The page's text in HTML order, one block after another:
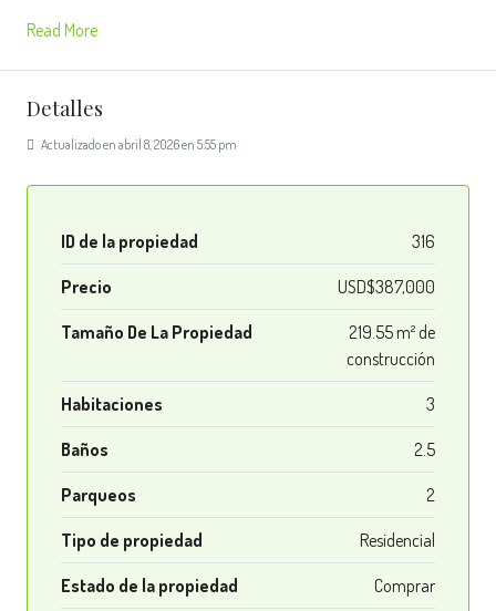
Read More
Detalles
Actualizado en abril 8, 2026 en 5:55 pm
ID de la propiedad 316
Precio USD$387,000
Tamaño De La Propiedad
219.55 m² de
construcción
Habitaciones 3
Baños 2.5
Parqueos 2
Tipo de propiedad Residencial
Estado de la propiedad Comprar